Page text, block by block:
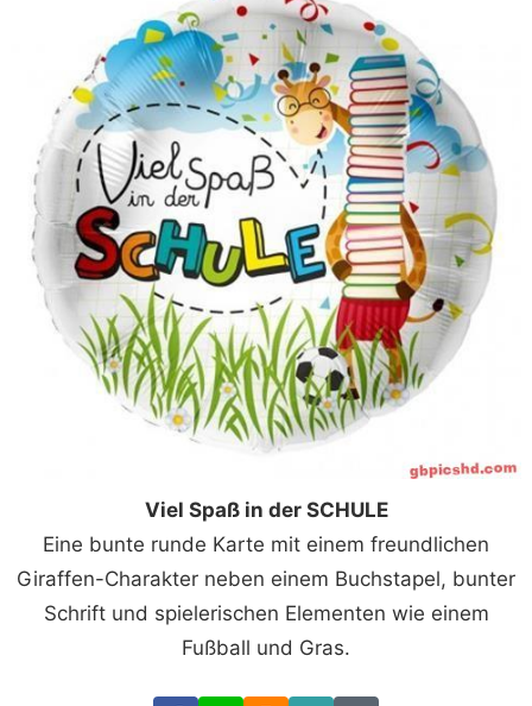
Viel Spaß in der SCHULE
Eine bunte runde Karte mit einem freundlichen
Giraffen-Charakter neben einem Buchstapel, bunter
Schrift und spielerischen Elementen wie einem
Fußball und Gras.